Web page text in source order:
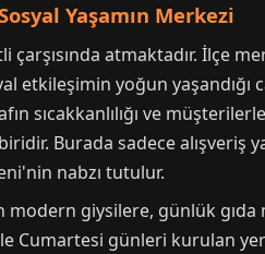
Yaşamın Merkezi
atmaktadır. İlçe
etkileşimin yoğun
sıcakkanlılığı ve
Burada sadece alışveriş
nabzı tutulur.
modern giysilere, günlük
Cumartesi günleri kurulan